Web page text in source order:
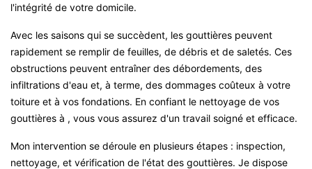
l'intégrité de votre domicile.
Avec les saisons qui se succèdent, les gouttières peuvent
rapidement se remplir de feuilles, de débris et de saletés. Ces
obstructions peuvent entraîner des débordements, des
infiltrations d'eau et, à terme, des dommages coûteux à votre
toiture et à vos fondations. En confiant le nettoyage de vos
gouttières à , vous vous assurez d'un travail soigné et efficace.
Mon intervention se déroule en plusieurs étapes : inspection,
nettoyage, et vérification de l'état des gouttières. Je dispose